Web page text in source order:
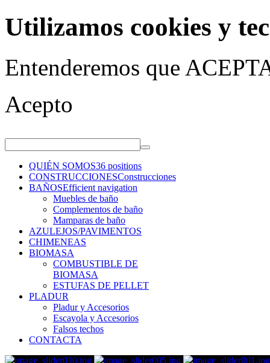
Utilizamos cookies y
Entenderemos que
Acepto
QUIÉN SOMOS36 positions
CONSTRUCCIONESConstrucciones
BAÑOSEfficient navigation
Muebles de baño
Complementos de baño
Mamparas de baño
AZULEJOS/PAVIMENTOS
CHIMENEAS
BIOMASA
COMBUSTIBLE DE
BIOMASA
ESTUFAS DE PELLET
PLADUR
Pladur y Accesorios
Escayola y Accesorios
Falsos techos
CONTACTA